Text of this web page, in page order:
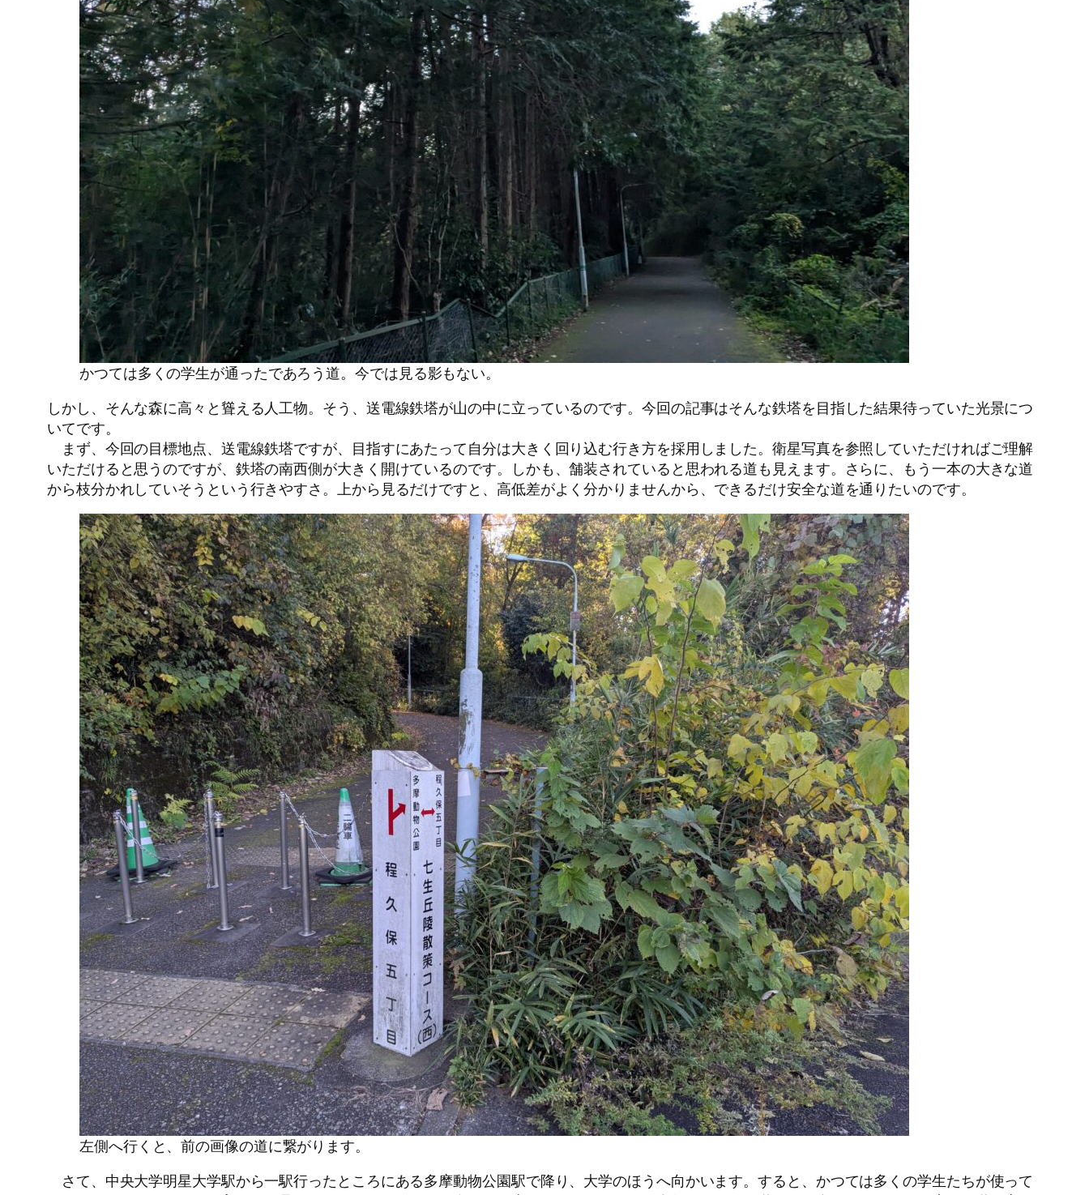
かつては多くの学生が通ったであろう道。今では見る影もない。
しかし、そんな森に高々と聳える人工物。そう、送電線鉄塔が山の中に立っているのです。今回の記事はそんな鉄塔を目指した結果待っていた光景につ
いてです。
まず、今回の目標地点、送電線鉄塔ですが、目指すにあたって自分は大きく回り込む行き方を採用しました。衛星写真を参照していただければご理解
いただけると思うのですが、鉄塔の南西側が大きく開けているのです。しかも、舗装されていると思われる道も見えます。さらに、もう一本の大きな道
から枝分かれしていそうという行きやすさ。上から見るだけですと、高低差がよく分かりませんから、できるだけ安全な道を通りたいのです。
左側へ行くと、前の画像の道に繋がります。
さて、中央大学明星大学駅から一駅行ったところにある多摩動物公園駅で降り、大学のほうへ向かいます。すると、かつては多くの学生たちが使って